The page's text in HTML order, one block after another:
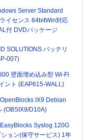
Server Standard
イセンス 64bitWin対応
付 DVDパッケージ
SOLUTIONS バッテリ
007)
壁面埋め込み型 Wi-Fi
ント (EAP615-WALL)
IX9 Debian
(OBSIX9/D10A)
Syslog 120G
ョン(保守サービス) 1年